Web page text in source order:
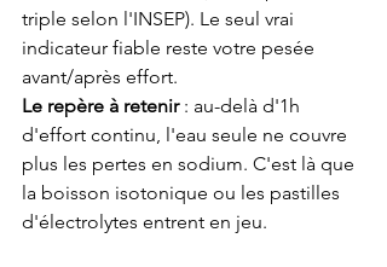
triple selon l'INSEP). Le seul vrai
indicateur fiable reste votre pesée
avant/après effort.
Le repère à retenir : au-delà d'1h
d'effort continu, l'eau seule ne couvre
plus les pertes en sodium. C'est là que
la boisson isotonique ou les pastilles
d'électrolytes entrent en jeu.